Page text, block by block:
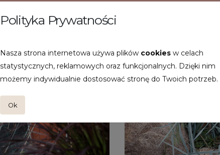
Polityka Prywatności
Nasza strona internetowa używa plików cookies w celach
statystycznych, reklamowych oraz funkcjonalnych. Dzięki nim
możemy indywidualnie dostosować stronę do Twoich potrzeb.
Ok